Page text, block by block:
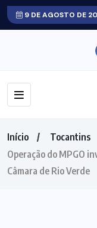
9 DE AGOSTO DE
Início
Tocantins
Operação do MPGO
Câmara de Rio Verde